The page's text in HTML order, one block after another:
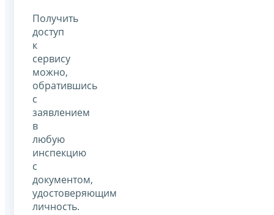
Получить
доступ
к
сервису
можно,
обратившись
с
заявлением
в
любую
инспекцию
с
документом,
удостоверяющим
личность.